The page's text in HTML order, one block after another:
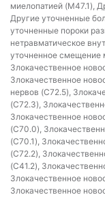
миелопатией (M47.1),
Другие уточненные
уточненные пороки
нетравматическое
уточненное смещение
Злокачественное
Злокачественное
нервов (C72.5),
(C72.3),
Злокачественное
(C70.0),
(C70.1),
(C72.2),
(C41.2),
Злокачественное
Злокачественное